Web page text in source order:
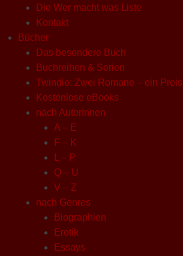
Die Wer macht was Liste
Kontakt
Bücher
Das besondere Buch
Buchreihen & Serien
Twindie: Zwei Romane – ein Preis
Kostenlose eBooks
nach AutorInnen
A – E
F – K
L – P
Q – U
V – Z
nach Genres
Biographien
Erotik
Essays